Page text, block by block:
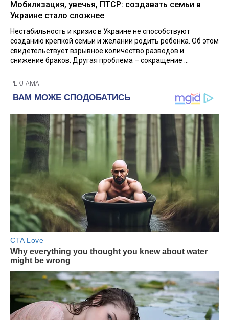
Мобилизация, увечья, ПТСР: создавать семьи в
Украине стало сложнее
Нестабильность и кризис в Украине не способствуют
созданию крепкой семьи и желании родить ребенка. Об этом
свидетельствует взрывное количество разводов и
снижение браков. Другая проблема – сокращение ...